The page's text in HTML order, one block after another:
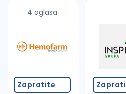
proverite pravopisne
promenite odabrane
4 oglasa
Zapratite